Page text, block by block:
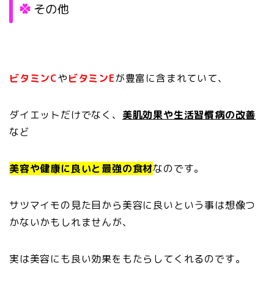
その他
ビタミンCやビタミンEが豊富に含まれていて、
ダイエットだけでなく、 美肌効果や生活習慣病の改善
など
美容や健康に良いと最強の食材なのです。
サツマイモの見た目から美容に良いという事は想像つ
かないかもしれませんが、
実は美容にも良い効果をもたらしてくれるのです。